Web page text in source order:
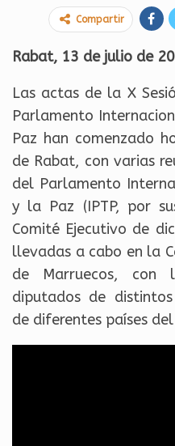
Compartir
Rabat, 13 de julio de
Las actas de la X
Parlamento
Paz han comenzado
de Rabat, con varias
del Parlamento
y la Paz (IPTP, por
Comité Ejecutivo de
llevadas a cabo en la
de Marruecos, con
diputados de
de diferentes países